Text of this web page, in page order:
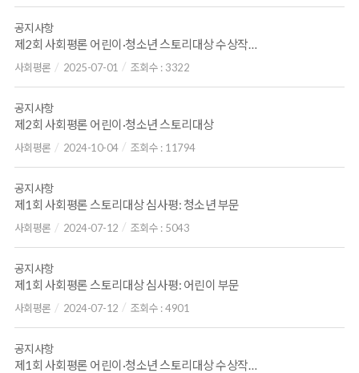
공지사항
제2회 사회평론 어린이·청소년 스토리대상 수상작 발표
사회평론 2025-07-01 조회수 : 3322
공지사항
제2회 사회평론 어린이·청소년 스토리대상
사회평론 2024-10-04 조회수 : 11794
공지사항
제1회 사회평론 스토리대상 심사평: 청소년 부문
사회평론 2024-07-12 조회수 : 5043
공지사항
제1회 사회평론 스토리대상 심사평: 어린이 부문
사회평론 2024-07-12 조회수 : 4901
공지사항
제1회 사회평론 어린이·청소년 스토리대상 수상작 발표